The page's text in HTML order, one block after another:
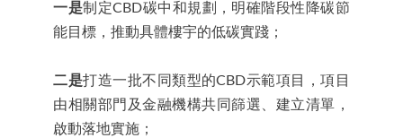
一是制定CBD碳中和規劃，明確階段性降碳節
能目標，推動具體樓宇的低碳實踐；
二是打造一批不同類型的CBD示範項目，項目
由相關部門及金融機構共同篩選、建立清單，
啟動落地實施；